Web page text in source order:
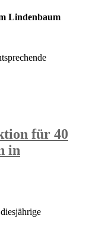
Lindenbaum
für 40
in